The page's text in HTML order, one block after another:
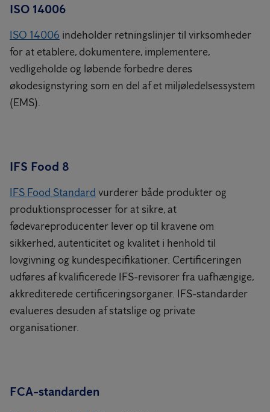
ISO 14006
ISO 14006 indeholder retningslinjer til virksomheder
for at etablere, dokumentere, implementere,
vedligeholde og løbende forbedre deres
økodesignstyring som en del af et miljøledelsessystem
(EMS).
IFS Food 8
IFS Food Standard vurderer både produkter og
produktionsprocesser for at sikre, at
fødevareproducenter lever op til kravene om
sikkerhed, autenticitet og kvalitet i henhold til
lovgivning og kundespecifikationer. Certificeringen
udføres af kvalificerede IFS-revisorer fra uafhængige,
akkrediterede certificeringsorganer. IFS-standarder
evalueres desuden af statslige og private
organisationer.
FCA-standarden